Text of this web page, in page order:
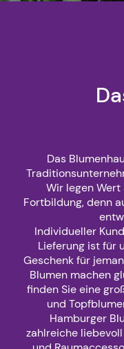
Das
Wir legen
Fortbildung, denn
Individueller
Lieferung ist für
Geschenk für
Blumen machen
finden Sie eine
und
Hamburger
zahlreiche